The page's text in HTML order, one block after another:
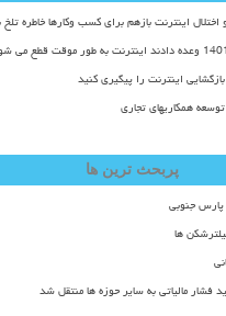
اینترنت بازهم برای کسب وکارها خاطره تلخ
اینترنت را پیگیری کنید
توسعه همکاریهای تجاری
پربحث ترین ها
پارس جنوبی
ها